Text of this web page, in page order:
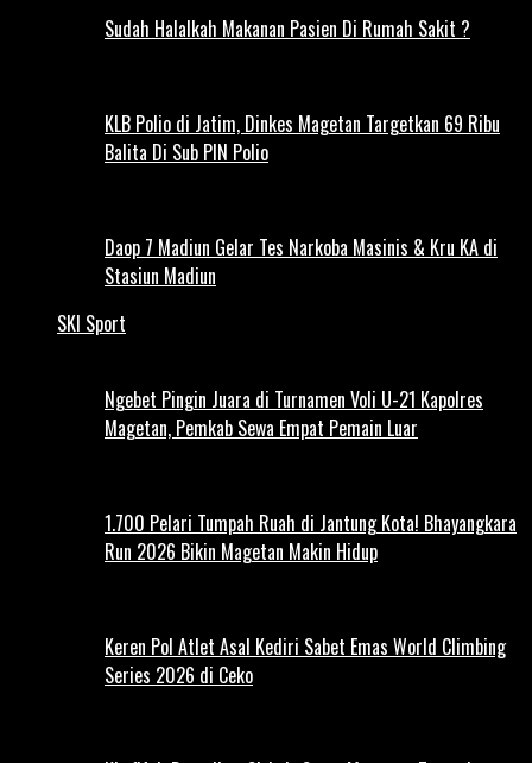
Sudah Halalkah Makanan Pasien Di Rumah Sakit ?
KLB Polio di Jatim, Dinkes Magetan Targetkan 69 Ribu
Balita Di Sub PIN Polio
Daop 7 Madiun Gelar Tes Narkoba Masinis & Kru KA di
Stasiun Madiun
SKI Sport
Ngebet Pingin Juara di Turnamen Voli U-21 Kapolres
Magetan, Pemkab Sewa Empat Pemain Luar
1.700 Pelari Tumpah Ruah di Jantung Kota! Bhayangkara
Run 2026 Bikin Magetan Makin Hidup
Keren Pol Atlet Asal Kediri Sabet Emas World Climbing
Series 2026 di Ceko